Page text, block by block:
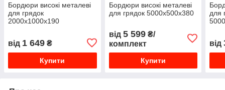
Бордюри високі металеві
для грядок
2000х1000х190
від 1 649 ₴
Купити
Бордюри високі металеві
для грядок 5000х500х380
від 5 599₴/
комплект
Купити
для
від